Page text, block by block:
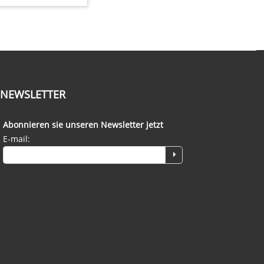
NEWSLETTER
Abonnieren sie unseren Newsletter jetzt
E-mail: